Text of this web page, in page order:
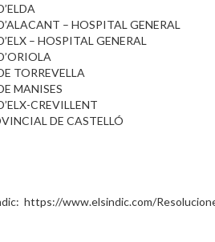
– HOSPITAL GENERAL
– HOSPITAL GENERAL
TORREVELLA
MANISES
CREVILLENT
DE CASTELLÓ
https://www.elsindic.com/